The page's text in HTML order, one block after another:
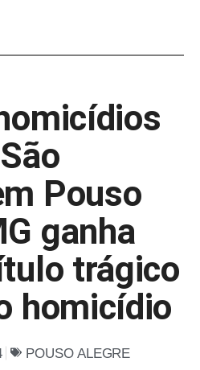
Pouso
ganha
trágico
homicídio
POUSO ALEGRE